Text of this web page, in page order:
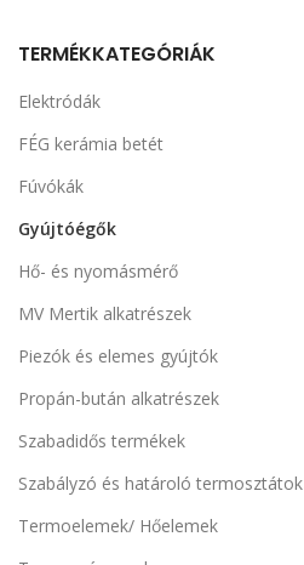
TERMÉKKATEGÓRIÁK
Elektródák
FÉG kerámia betét
Fúvókák
Gyújtóégők
Hő- és nyomásmérő
MV Mertik alkatrészek
Piezók és elemes gyújtók
Propán-bután alkatrészek
Szabadidős termékek
Szabályzó és határoló termosztátok
Termoelemek/ Hőelemek